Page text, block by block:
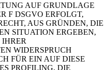
AUF GRUNDLAGE
F DSGVO ERFOLGT,
AUS GRÜNDEN, DIE
SITUATION ERGEBEN,
WIDERSPRUCH
FÜR EIN AUF DIESE
PROFILING. DIE